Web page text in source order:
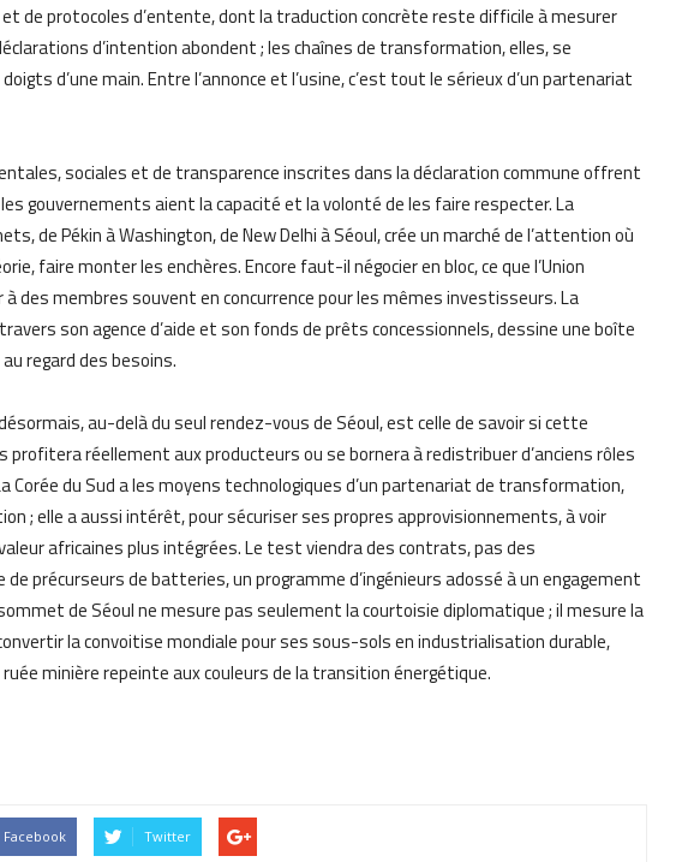
de protocoles d’entente, dont la traduction concrète reste difficile à mesurer
d’intention abondent ; les chaînes de transformation, elles, se
d’une main. Entre l’annonce et l’usine, c’est tout le sérieux d’un partenariat
sociales et de transparence inscrites dans la déclaration commune offrent
gouvernements aient la capacité et la volonté de les faire respecter. La
de Pékin à Washington, de New Delhi à Séoul, crée un marché de l’attention où
faire monter les enchères. Encore faut-il négocier en bloc, ce que l’Union
à des membres souvent en concurrence pour les mêmes investisseurs. La
son agence d’aide et son fonds de prêts concessionnels, dessine une boîte
regard des besoins.
au-delà du seul rendez-vous de Séoul, est celle de savoir si cette
réellement aux producteurs ou se bornera à redistribuer d’anciens rôles
Corée du Sud a les moyens technologiques d’un partenariat de transformation,
; elle a aussi intérêt, pour sécuriser ses propres approvisionnements, à voir
africaines plus intégrées. Le test viendra des contrats, pas des
de précurseurs de batteries, un programme d’ingénieurs adossé à un engagement
de Séoul ne mesure pas seulement la courtoisie diplomatique ; il mesure la
la convoitise mondiale pour ses sous-sols en industrialisation durable,
minière repeinte aux couleurs de la transition énergétique.
Facebook Twitter